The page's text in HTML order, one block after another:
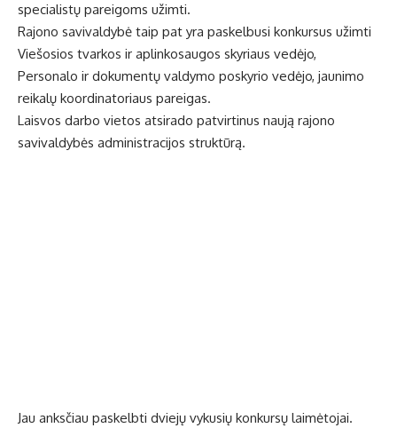
specialistų pareigoms užimti.
Rajono savivaldybė taip pat yra paskelbusi konkursus užimti
Viešosios tvarkos ir aplinkosaugos skyriaus vedėjo,
Personalo ir dokumentų valdymo poskyrio vedėjo, jaunimo
reikalų koordinatoriaus pareigas.
Laisvos darbo vietos atsirado patvirtinus naują rajono
savivaldybės administracijos struktūrą.
Jau anksčiau paskelbti dviejų vykusių konkursų laimėtojai.